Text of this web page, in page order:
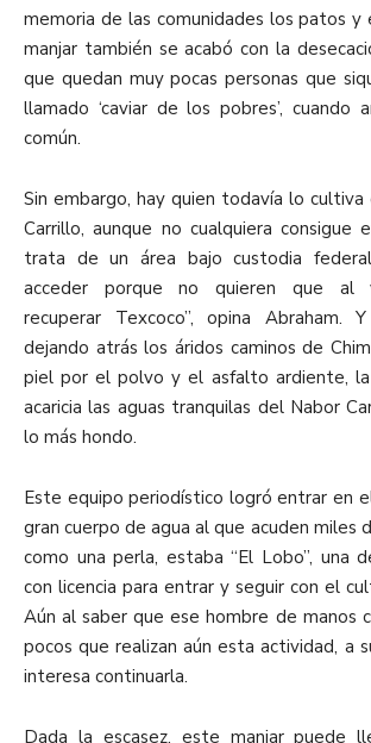
memoria de las comunidades los patos y
manjar también se acabó con la
que quedan muy pocas personas que
llamado ‘caviar de los pobres’, cuando
común.
Sin embargo, hay quien todavía lo
Carrillo, aunque no cualquiera consigue
trata de un área bajo custodia
acceder porque no quieren que al
recuperar Texcoco”, opina Abraham.
dejando atrás los áridos caminos de
piel por el polvo y el asfalto ardiente, la
acaricia las aguas tranquilas del Nabor
lo más hondo.
Este equipo periodístico logró entrar en
gran cuerpo de agua al que acuden miles
como una perla, estaba “El Lobo”, una
con licencia para entrar y seguir con el
Aún al saber que ese hombre de manos
pocos que realizan aún esta actividad, a
interesa continuarla.
Dada la escasez, este manjar puede